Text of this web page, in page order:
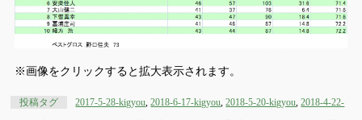
※画像をクリックすると拡大表示されます。
投稿タグ 2017-5-28-kigyou ,2018-6-17-kigyou ,2018-5-20-kigyou ,2018-4-22-